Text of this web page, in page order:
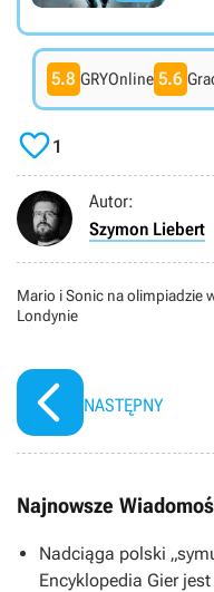
5.8 GRYOnline 5.6
1
Autor:
Szymon Liebert
Mario i Sonic na olimpiadzie
Londynie
NASTĘPNY
Najnowsze
Nadciąga polski
Encyklopedia Gier